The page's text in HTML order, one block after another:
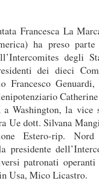
Francesca La
ha preso
degli
dei dieci
Francesco
a Washington, la vice
Ue dott. Silvana
Estero-rip.
presidente
patronati
Usa, Mico Licastro.